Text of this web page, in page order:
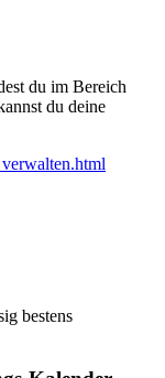
du im Bereich
du deine
bestens